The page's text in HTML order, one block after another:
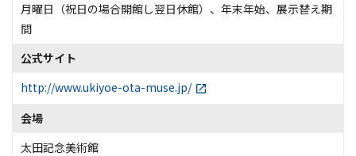
月曜日（祝日の場合開館し翌日休館）、年末年始、展示替え期
間
公式サイト
http://www.ukiyoe-ota-muse.jp/
会場
太田記念美術館